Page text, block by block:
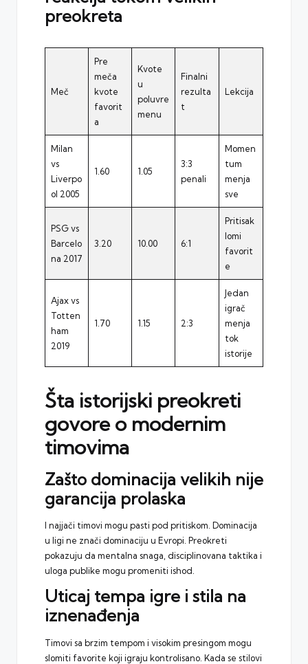
preokreta
Meč
Pre
meča
kvote
favorit
a
Kvote
u
poluvre
menu
Finalni
rezulta
t
Lekcija
Milan
vs
Liverpo
ol 2005
1.60 1.05
3:3
penali
Momen
tum
menja
sve
PSG vs
Barcelo
na 2017
3.20 10.00 6:1
Pritisak
lomi
favorit
e
Ajax vs
Totten
ham
2019
1.70 1.15 2:3
Jedan
igrač
menja
tok
istorije
Šta istorijski preokreti
govore o modernim
timovima
Zašto dominacija velikih nije
garancija prolaska
I najjači timovi mogu pasti pod pritiskom. Dominacija
u ligi ne znači dominaciju u Evropi. Preokreti
pokazuju da mentalna snaga, disciplinovana taktika i
uloga publike mogu promeniti ishod.
Uticaj tempa igre i stila na
iznenađenja
Timovi sa brzim tempom i visokim presingom mogu
slomiti favorite koji igraju kontrolisano. Kada se stilovi